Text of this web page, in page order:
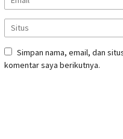
Simpan nama, email, dan
komentar saya berikutnya.